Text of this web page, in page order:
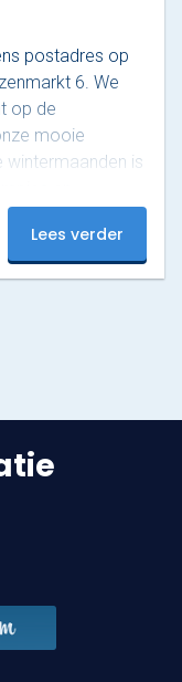
postadres op
6. We
op de
mooie
wintermaanden is
naar boven als
Lees verder